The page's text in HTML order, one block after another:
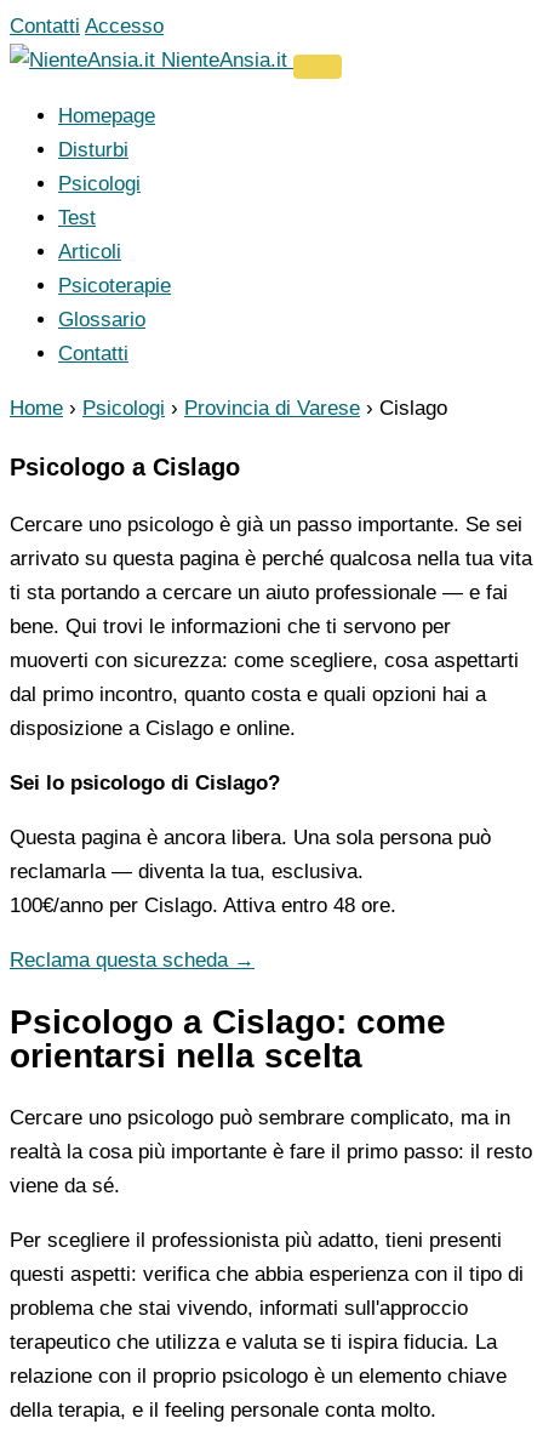
Vai
al
Contatti Accesso
NienteAnsia.it
Homepage
Disturbi
Psicologi
Test
Articoli
Psicoterapie
Glossario
Contatti
Home › Psicologi › Provincia di Varese › Cislago
Psicologo a Cislago
Cercare uno psicologo è già un passo importante. Se sei
arrivato su questa pagina è perché qualcosa nella tua vita
ti sta portando a cercare un aiuto professionale — e fai
bene. Qui trovi le informazioni che ti servono per
muoverti con sicurezza: come scegliere, cosa aspettarti
dal primo incontro, quanto costa e quali opzioni hai a
disposizione a Cislago e online.
Sei lo psicologo di Cislago?
Questa pagina è ancora libera. Una sola persona può
reclamarla — diventa la tua, esclusiva.
100€/anno per Cislago. Attiva entro 48 ore.
Reclama questa scheda →
Psicologo a Cislago: come
orientarsi nella scelta
Cercare uno psicologo può sembrare complicato, ma in
realtà la cosa più importante è fare il primo passo: il resto
viene da sé.
Per scegliere il professionista più adatto, tieni presenti
questi aspetti: verifica che abbia esperienza con il tipo di
problema che stai vivendo, informati sull'approccio
terapeutico che utilizza e valuta se ti ispira fiducia. La
relazione con il proprio psicologo è un elemento chiave
della terapia, e il feeling personale conta molto.